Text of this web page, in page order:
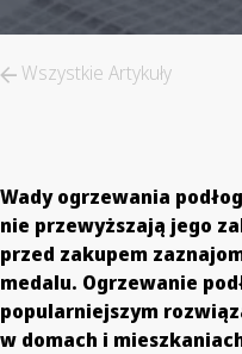
Wszystkie Artykuły
Wady ogrzewania
nie przewyższają jego
przed zakupem
medalu. Ogrzewanie
popularniejszym
w domach i